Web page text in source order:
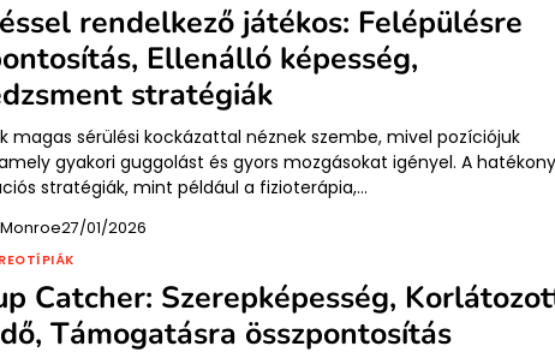
rendelkező játékos: Felépülésre
Ellenálló képesség,
stratégiák
magas sérülési kockázattal néznek szembe, mivel pozíciójuk
gyakori guggolást és gyors mozgásokat igényel. A hatékony
stratégiák, mint például a fizioterápia,…
27/01/2026
Catcher: Szerepképesség,
Támogatásra összpontosítás